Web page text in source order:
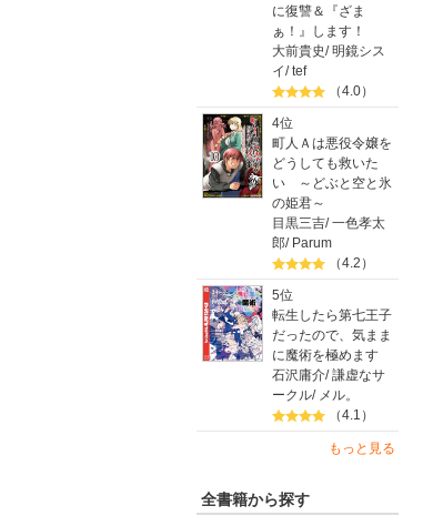
に復讐＆『ざま
ぁ！』します！
大前貴史/明鏡シス
イ/tef
（4.0）
4位
町人Ａは悪役令嬢を
どうしても救いた
い ～どぶと空と氷
の姫君～
目黒三吉/一色孝太
郎/ Parum
（4.2）
5位
転生したら第七王子
だったので、気まま
に魔術を極めます
石沢庸介/謙虚なサ
ークル/ メル。
（4.1）
もっと見る
全書籍から探す